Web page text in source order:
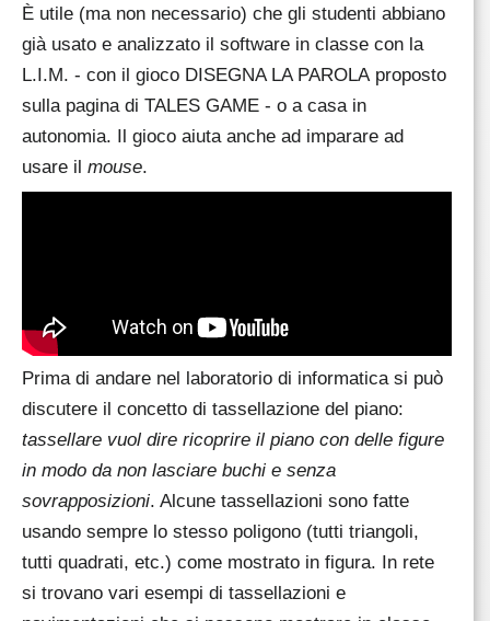
È utile (ma non necessario) che gli studenti abbiano
già usato e analizzato il software in classe con la
L.I.M. - con il gioco DISEGNA LA PAROLAproposto
sulla pagina di TALES GAME - o a casa in
autonomia. Il gioco aiuta anche ad imparare ad
usare il mouse.
Prima di andare nel laboratorio di informatica si può
discutere il concetto di tassellazione del piano:
tassellare vuol dire ricoprire il piano con delle figure
in modo da non lasciare buchi e senza
sovrapposizioni. Alcune tassellazioni sono fatte
usando sempre lo stesso poligono (tutti triangoli,
tutti quadrati, etc.) come mostrato in figura. In rete
si trovano vari esempi di tassellazioni e